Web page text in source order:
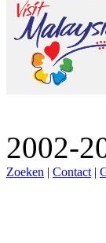
2002-
Zoeken | Contact |